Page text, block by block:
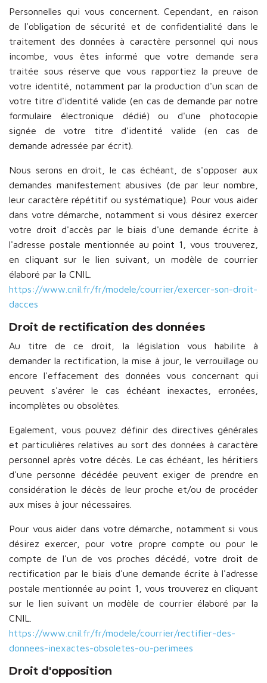
Personnelles qui vous concernent. Cependant, en raison
de l'obligation de sécurité et de confidentialité dans le
traitement des données à caractère personnel qui nous
incombe, vous êtes informé que votre demande sera
traitée sous réserve que vous rapportiez la preuve de
votre identité, notamment par la production d'un scan de
votre titre d'identité valide (en cas de demande par notre
formulaire électronique dédié) ou d'une photocopie
signée de votre titre d'identité valide (en cas de
demande adressée par écrit).
Nous serons en droit, le cas échéant, de s'opposer aux
demandes manifestement abusives (de par leur nombre,
leur caractère répétitif ou systématique). Pour vous aider
dans votre démarche, notamment si vous désirez exercer
votre droit d'accès par le biais d'une demande écrite à
l'adresse postale mentionnée au point 1, vous trouverez,
en cliquant sur le lien suivant, un modèle de courrier
élaboré par la CNIL.
https://www.cnil.fr/fr/modele/courrier/exercer-son-droit-
dacces
Droit de rectification des données
Au titre de ce droit, la législation vous habilite à
demander la rectification, la mise à jour, le verrouillage ou
encore l'effacement des données vous concernant qui
peuvent s'avérer le cas échéant inexactes, erronées,
incomplètes ou obsolètes.
Egalement, vous pouvez définir des directives générales
et particulières relatives au sort des données à caractère
personnel après votre décès. Le cas échéant, les héritiers
d'une personne décédée peuvent exiger de prendre en
considération le décès de leur proche et/ou de procéder
aux mises à jour nécessaires.
Pour vous aider dans votre démarche, notamment si vous
désirez exercer, pour votre propre compte ou pour le
compte de l'un de vos proches décédé, votre droit de
rectification par le biais d'une demande écrite à l'adresse
postale mentionnée au point 1, vous trouverez en cliquant
sur le lien suivant un modèle de courrier élaboré par la
CNIL.
https://www.cnil.fr/fr/modele/courrier/rectifier-des-
donnees-inexactes-obsoletes-ou-perimees
Droit d'opposition